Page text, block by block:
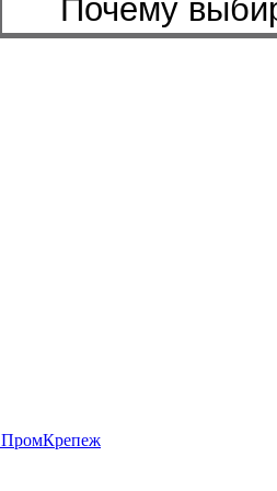
ПромКрепеж
Почему